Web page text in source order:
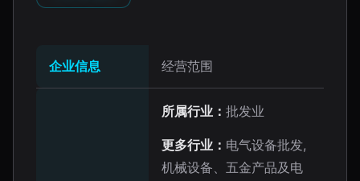
企业信息 经营范围
所属行业： 批发业
更多行业： 电气设备批发,
机械设备、五金产品及电